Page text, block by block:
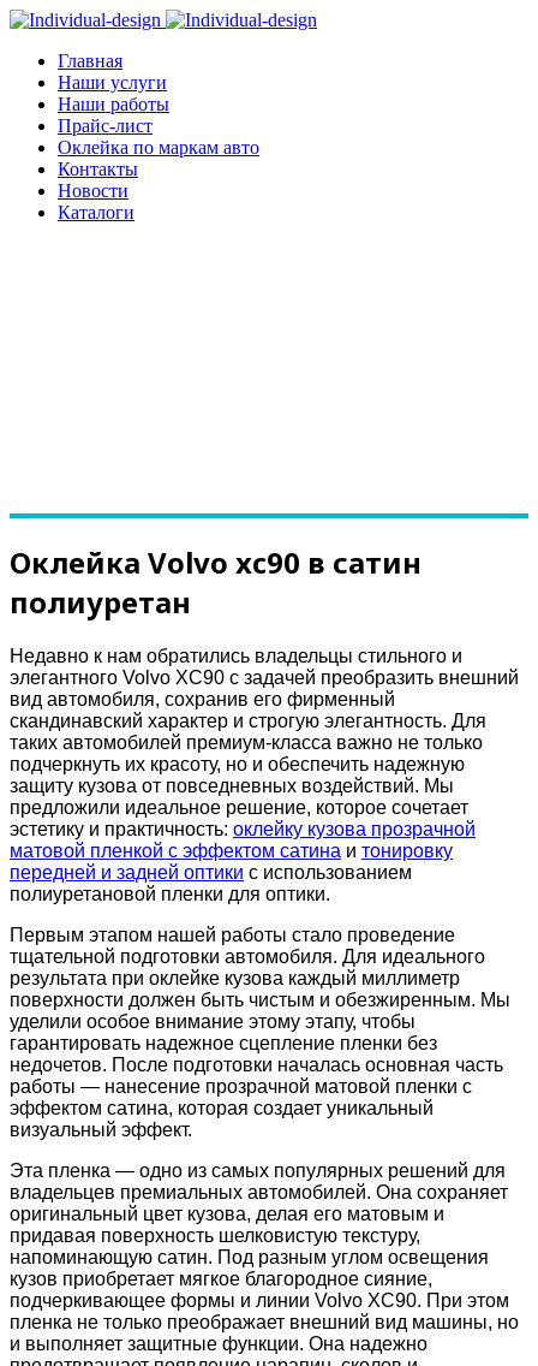
Главная
Наши услуги
Наши работы
Прайс-лист
Оклейка по маркам авто
Контакты
Новости
Каталоги
Оклейка Volvo xc90 в сатин
полиуретан
Недавно к нам обратились владельцы стильного и
элегантного Volvo XC90 с задачей преобразить внешний
вид автомобиля, сохранив его фирменный
скандинавский характер и строгую элегантность. Для
таких автомобилей премиум-класса важно не только
подчеркнуть их красоту, но и обеспечить надежную
защиту кузова от повседневных воздействий. Мы
предложили идеальное решение, которое сочетает
эстетику и практичность: оклейку кузова прозрачной
матовой пленкой с эффектом сатина и тонировку
передней и задней оптики с использованием
полиуретановой пленки для оптики.
Первым этапом нашей работы стало проведение
тщательной подготовки автомобиля. Для идеального
результата при оклейке кузова каждый миллиметр
поверхности должен быть чистым и обезжиренным. Мы
уделили особое внимание этому этапу, чтобы
гарантировать надежное сцепление пленки без
недочетов. После подготовки началась основная часть
работы — нанесение прозрачной матовой пленки с
эффектом сатина, которая создает уникальный
визуальный эффект.
Эта пленка — одно из самых популярных решений для
владельцев премиальных автомобилей. Она сохраняет
оригинальный цвет кузова, делая его матовым и
придавая поверхность шелковистую текстуру,
напоминающую сатин. Под разным углом освещения
кузов приобретает мягкое благородное сияние,
подчеркивающее формы и линии Volvo XC90. При этом
пленка не только преображает внешний вид машины, но
и выполняет защитные функции. Она надежно